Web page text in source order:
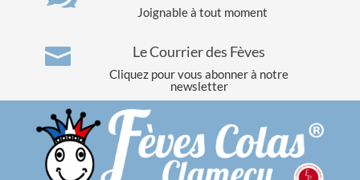
Joignable à tout moment
 Le Courrier des Fèves
Cliquez pour vous abonner à notre
newsletter